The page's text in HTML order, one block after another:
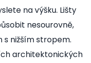
na výšku. Lišty
nesourovně,
nižším stropem.
architektonických